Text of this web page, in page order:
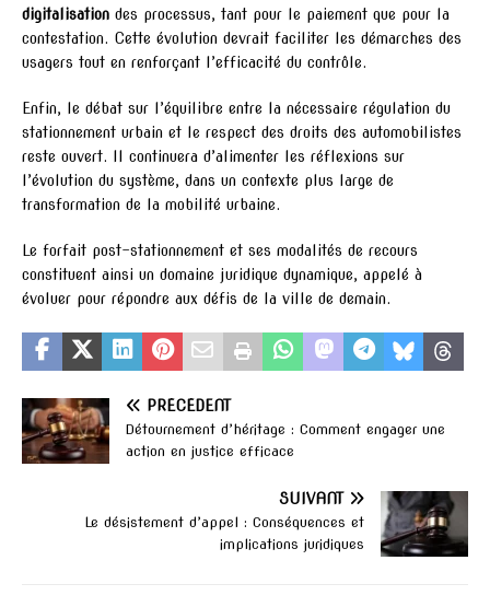
digitalisation des processus, tant pour le paiement que pour la
contestation. Cette évolution devrait faciliter les démarches des
usagers tout en renforçant l’efficacité du contrôle.
Enfin, le débat sur l’équilibre entre la nécessaire régulation du
stationnement urbain et le respect des droits des automobilistes
reste ouvert. Il continuera d’alimenter les réflexions sur
l’évolution du système, dans un contexte plus large de
transformation de la mobilité urbaine.
Le forfait post-stationnement et ses modalités de recours
constituent ainsi un domaine juridique dynamique, appelé à
évoluer pour répondre aux défis de la ville de demain.
PRÉCÉDENT
Détournement d’héritage : Comment engager une
action en justice efficace
SUIVANT
Le désistement d’appel : Conséquences et
implications juridiques